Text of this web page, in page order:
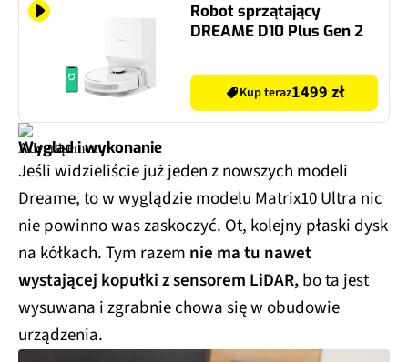
Robot sprzątający
DREAME D10 Plus Gen 2
Kup teraz1499 zł
Wygląd i wykonanie
Jeśli widzieliście już jeden z nowszych modeli
Dreame, to w wyglądzie modelu Matrix10 Ultra nic
nie powinno was zaskoczyć. Ot, kolejny płaski dysk
na kółkach. Tym razem nie ma tu nawet
wystającej kopułki z sensorem LiDAR,bo ta jest
wysuwana i zgrabnie chowa się w obudowie
urządzenia.